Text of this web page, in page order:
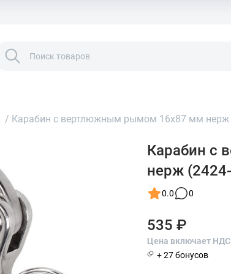
/ Карабин с вертлюжным рымом 16x87 мм нерж
Карабин с
нерж
0.0 0
535 ₽
Цена включает НДС
+ 27 бонусов